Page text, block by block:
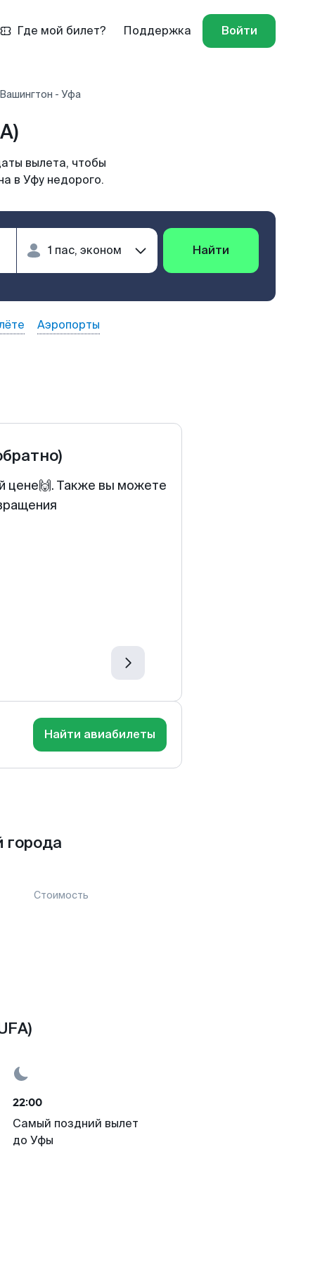
Где мой билет? Поддержка Войти
- Уфа
вылета, чтобы
в Уфу недорого.
Найти
Аэропорты
цене🙌. Также вы можете
Найти авиабилеты
Стоимость
22:00
Самый поздний вылет
до Уфы